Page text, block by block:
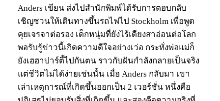
Anders เขียน ส่งไปสำนักพิมพ์ได้รับการตอบกลับ
เชิญชวนให้เดินทางขึ้นรถไฟไป Stockholm เพื่อพูด
คุยเจรจาต่อรอง เด็กหนุ่มที่ยังไร้เดียงสาอ่อนต่อโลก
พอรับรู้ข่าวนี้เกิดความดีใจอย่างเว่อ กระทั่งพ่อแม่ก็
ยังเฮฮาปาร์ตี้ไปกันตน ราวกับฝันกำลังกลายเป็นจริง
แต่ชีวิตไม่ได้ง่ายเช่นนั้น เมื่อ Anders กลับมา เขา
เล่าเหตุการณ์ที่เกิดขึ้นออกเป็น 2 เวอร์ชั่น หนึ่งคือ